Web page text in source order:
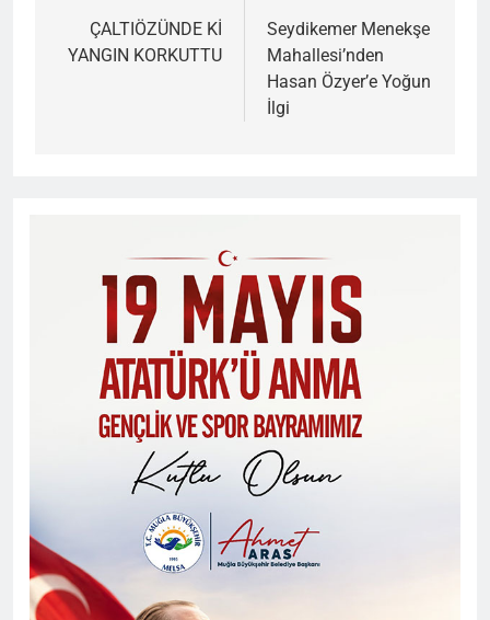
gezinmesi
ÇALTIÖZÜNDE Kİ
YANGIN KORKUTTU
Seydikemer Menekşe
Mahallesi’nden
Hasan Özyer’e Yoğun
İlgi